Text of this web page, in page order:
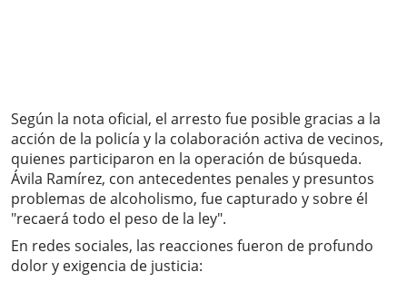
Según la nota oficial, el arresto fue posible gracias a la
acción de la policía y la colaboración activa de vecinos,
quienes participaron en la operación de búsqueda.
Ávila Ramírez, con antecedentes penales y presuntos
problemas de alcoholismo, fue capturado y sobre él
"recaerá todo el peso de la ley".
En redes sociales, las reacciones fueron de profundo
dolor y exigencia de justicia: